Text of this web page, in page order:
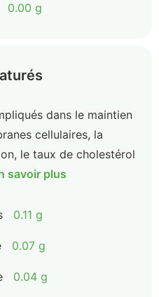
0.00 g
dans le maintien
cellulaires, la
le taux de cholestérol
savoir plus
0.11 g
0.07 g
0.04 g